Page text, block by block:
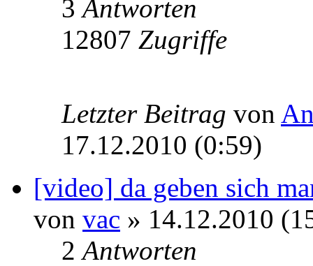
3Antworten
12807 Zugriffe
Letzter Beitrag von
17.12.2010 (0:59)
[video] da geben sich
von vac » 14.12.2010
2Antworten